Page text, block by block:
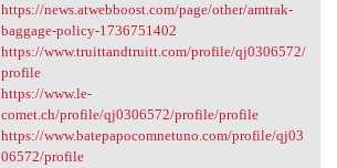
https://news.atwebboost.com/page/other/amtrak-
baggage-policy-1736751402
https://www.truittandtruitt.com/profile/qj0306572/
profile
https://www.le-
comet.ch/profile/qj0306572/profile/profile
https://www.batepapocomnetuno.com/profile/qj03
06572/profile